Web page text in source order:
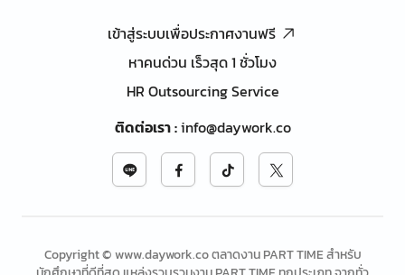
เข้าสู่ระบบเพื่อประกาศงานฟรี
หาคนด่วน เร็วสุด 1 ชั่วโมง
HR Outsourcing Service
ติดต่อเรา:info@daywork.co
Copyright © www.daywork.co ตลาดงาน PART TIME สำหรับ